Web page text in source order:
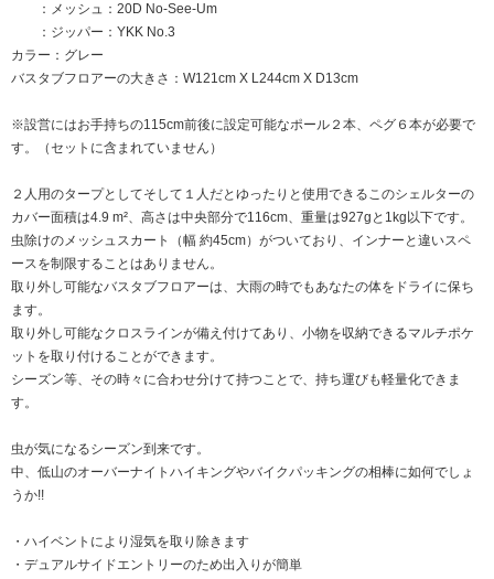
：メッシュ：20D No-See-Um
：ジッパー：YKK No.3
カラー：グレー
バスタブフロアーの大きさ：W121cm X L244cm X D13cm
※設営にはお手持ちの115cm前後に設定可能なポール２本、ペグ６本が必要で
す。（セットに含まれていません）
２人用のタープとしてそして１人だとゆったりと使用できるこのシェルターの
カバー面積は4.9 m²、高さは中央部分で116cm、重量は927gと1kg以下です。
虫除けのメッシュスカート（幅 約45cm）がついており、インナーと違いスペ
ースを制限することはありません。
取り外し可能なバスタブフロアーは、大雨の時でもあなたの体をドライに保ち
ます。
取り外し可能なクロスラインが備え付けてあり、小物を収納できるマルチポケ
ットを取り付けることができます。
シーズン等、その時々に合わせ分けて持つことで、持ち運びも軽量化できま
す。
虫が気になるシーズン到来です。
中、低山のオーバーナイトハイキングやバイクパッキングの相棒に如何でしょ
うか!!
・ハイベントにより湿気を取り除きます
・デュアルサイドエントリーのため出入りが簡単